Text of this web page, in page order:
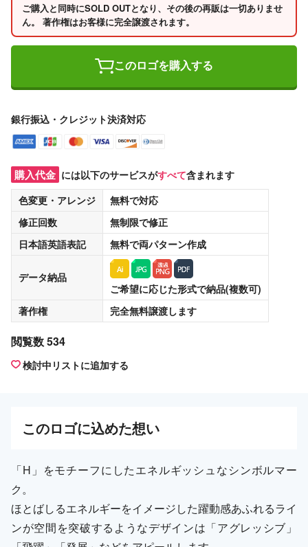
ご購入と同時にSOLD OUTとなり、その後の再販は一切ありませ
ん。 著作権はお客様に完全譲渡されます。
このロゴを購入する
銀行振込・クレジット決済対応
購入代金 には以下のサービスがすべて含まれます
色変更・アレンジ
無料で対応
修正回数
無制限で修正
日本語英語表記
無料で両パターン作成
データ納品
ご希望に応じた形式で納品(複数可)
著作権
完全無料譲渡します
閲覧数 534
検討中リストに追加する
このロゴに込めた想い
「H」をモチーフにしたエネルギッシュなシンボルマー
ク。
ほとばしるエネルギーをイメージした躍動感あふれるライ
ンが空間を突破するようなデザインは「アグレッシブ」